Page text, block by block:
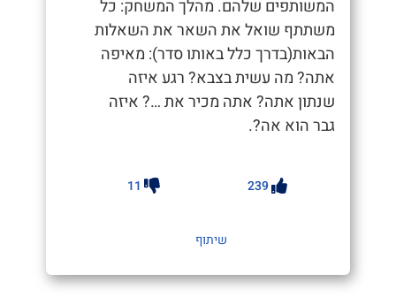
המשותפים שלהם. מהלך המשחק: כל
משתתף שואל את השאר את השאלות
הבאות(בדרך כלל באותו סדר): מאיפה
אתה? מה עשית בצבא? רגע איזה
שנתון אתה? אתה מכיר את …? איזה
גבר הוא אה?.
239
11
שיתוף